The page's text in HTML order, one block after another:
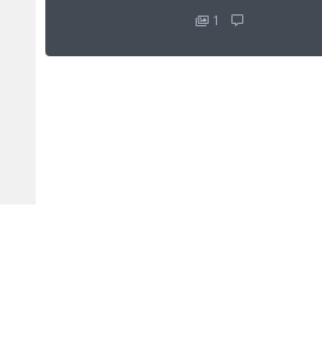
1